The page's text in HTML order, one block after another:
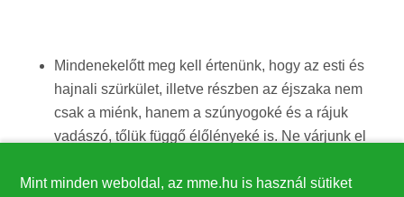
Mindenekelőtt meg kell értenünk, hogy az esti és
hajnali szürkület, illetve részben az éjszaka nem
csak a miénk, hanem a szúnyogoké és a rájuk
vadászó, tőlük függő élőlényeké is. Ne várjunk el
különösen ne a vízparti üdüléskor vagy horgászat
Mint minden weboldal, az mme.hu is használ sütiket